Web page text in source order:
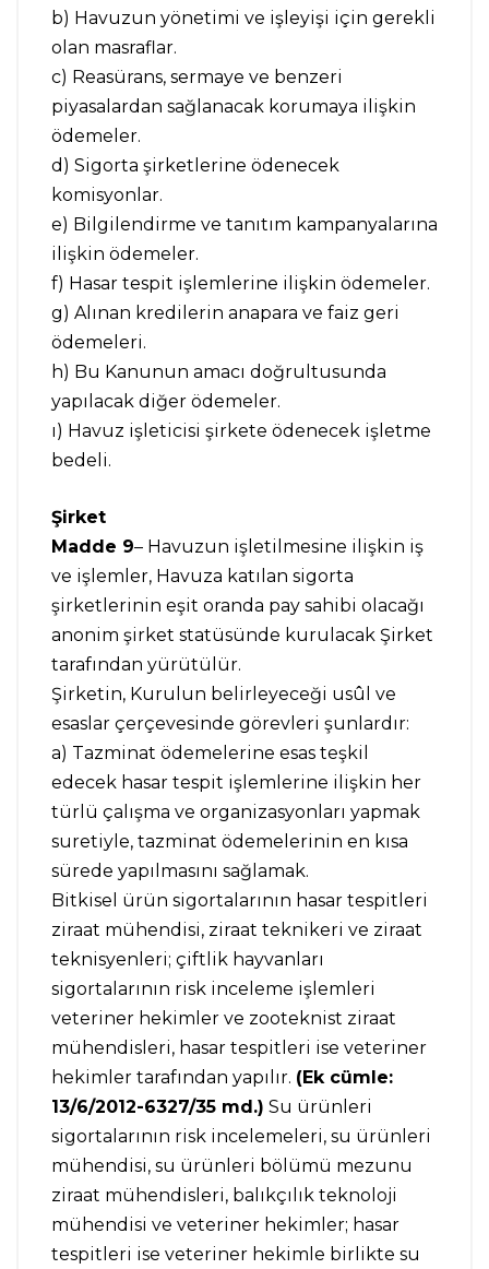
b) Havuzun yönetimi ve işleyişi için gerekli
olan masraflar.
c) Reasürans, sermaye ve benzeri
piyasalardan sağlanacak korumaya ilişkin
ödemeler.
d) Sigorta şirketlerine ödenecek
komisyonlar.
e) Bilgilendirme ve tanıtım kampanyalarına
ilişkin ödemeler.
f) Hasar tespit işlemlerine ilişkin ödemeler.
g) Alınan kredilerin anapara ve faiz geri
ödemeleri.
h) Bu Kanunun amacı doğrultusunda
yapılacak diğer ödemeler.
ı) Havuz işleticisi şirkete ödenecek işletme
bedeli.
Şirket
Madde 9– Havuzun işletilmesine ilişkin iş
ve işlemler, Havuza katılan sigorta
şirketlerinin eşit oranda pay sahibi olacağı
anonim şirket statüsünde kurulacak Şirket
tarafından yürütülür.
Şirketin, Kurulun belirleyeceği usûl ve
esaslar çerçevesinde görevleri şunlardır:
a) Tazminat ödemelerine esas teşkil
edecek hasar tespit işlemlerine ilişkin her
türlü çalışma ve organizasyonları yapmak
suretiyle, tazminat ödemelerinin en kısa
sürede yapılmasını sağlamak.
Bitkisel ürün sigortalarının hasar tespitleri
ziraat mühendisi, ziraat teknikeri ve ziraat
teknisyenleri; çiftlik hayvanları
sigortalarının risk inceleme işlemleri
veteriner hekimler ve zooteknist ziraat
mühendisleri, hasar tespitleri ise veteriner
hekimler tarafından yapılır. (Ek cümle:
13/6/2012-6327/35 md.) Su ürünleri
sigortalarının risk incelemeleri, su ürünleri
mühendisi, su ürünleri bölümü mezunu
ziraat mühendisleri, balıkçılık teknoloji
mühendisi ve veteriner hekimler; hasar
tespitleri ise veteriner hekimle birlikte su